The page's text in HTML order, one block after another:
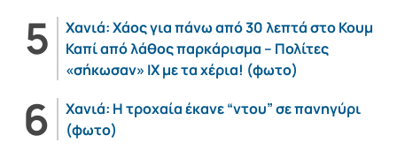
Χανιά: Χάος για πάνω από 30 λεπτά στο Κουμ
Καπί από λάθος παρκάρισμα – Πολίτες
«σήκωσαν» ΙΧ με τα χέρια! (φωτο)
Χανιά: Η τροχαία έκανε “ντου” σε πανηγύρι
(φωτο)